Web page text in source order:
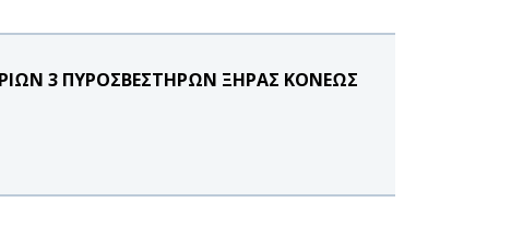
3 ΠΥΡΟΣΒΕΣΤΗΡΩΝ ΞΗΡΑΣ ΚΟΝΕΩΣ